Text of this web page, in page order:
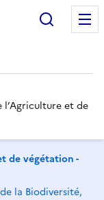
et de
de végétation -
la Biodiversité,